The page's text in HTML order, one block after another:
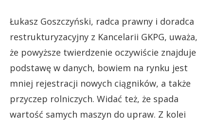
Łukasz Goszczyński, radca prawny i doradca
restrukturyzacyjny z Kancelarii GKPG, uważa,
że powyższe twierdzenie oczywiście znajduje
podstawę w danych, bowiem na rynku jest
mniej rejestracji nowych ciągników, a także
przyczep rolniczych. Widać też, że spada
wartość samych maszyn do upraw. Z kolei